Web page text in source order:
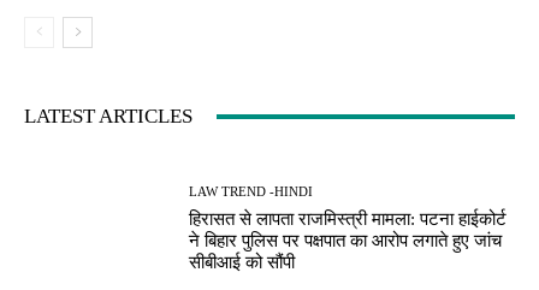
LATEST ARTICLES
LAW TREND -HINDI
हिरासत से लापता राजमिस्त्री मामला: पटना हाईकोर्ट
ने बिहार पुलिस पर पक्षपात का आरोप लगाते हुए जांच
सीबीआई को सौंपी